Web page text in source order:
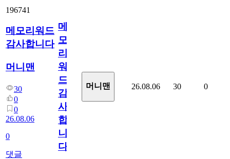
196741
메모리워드
감사합니다
머니맨
30
0
0
26.08.06
0
댓글
메
모
리
워
드
감
사
합
니
다
머니맨 26.08.06 30 0